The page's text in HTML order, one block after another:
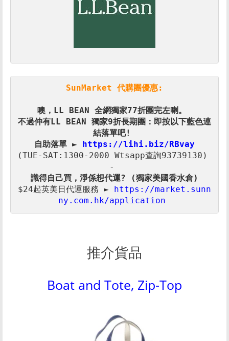
SunMarket 代購團優惠:
噢，LL BEAN 全網獨家77折
不過仲有LL BEAN 獨家9折長期團：即按以下藍色連
自助落單 ►
(TUE-SAT:1300-2000 Wtsapp查詢93739130)
$24起英美日代運服務 ►
https://market.sunn
ny.com.hk/application
推介貨品
Boat and Tote, Zip-Top